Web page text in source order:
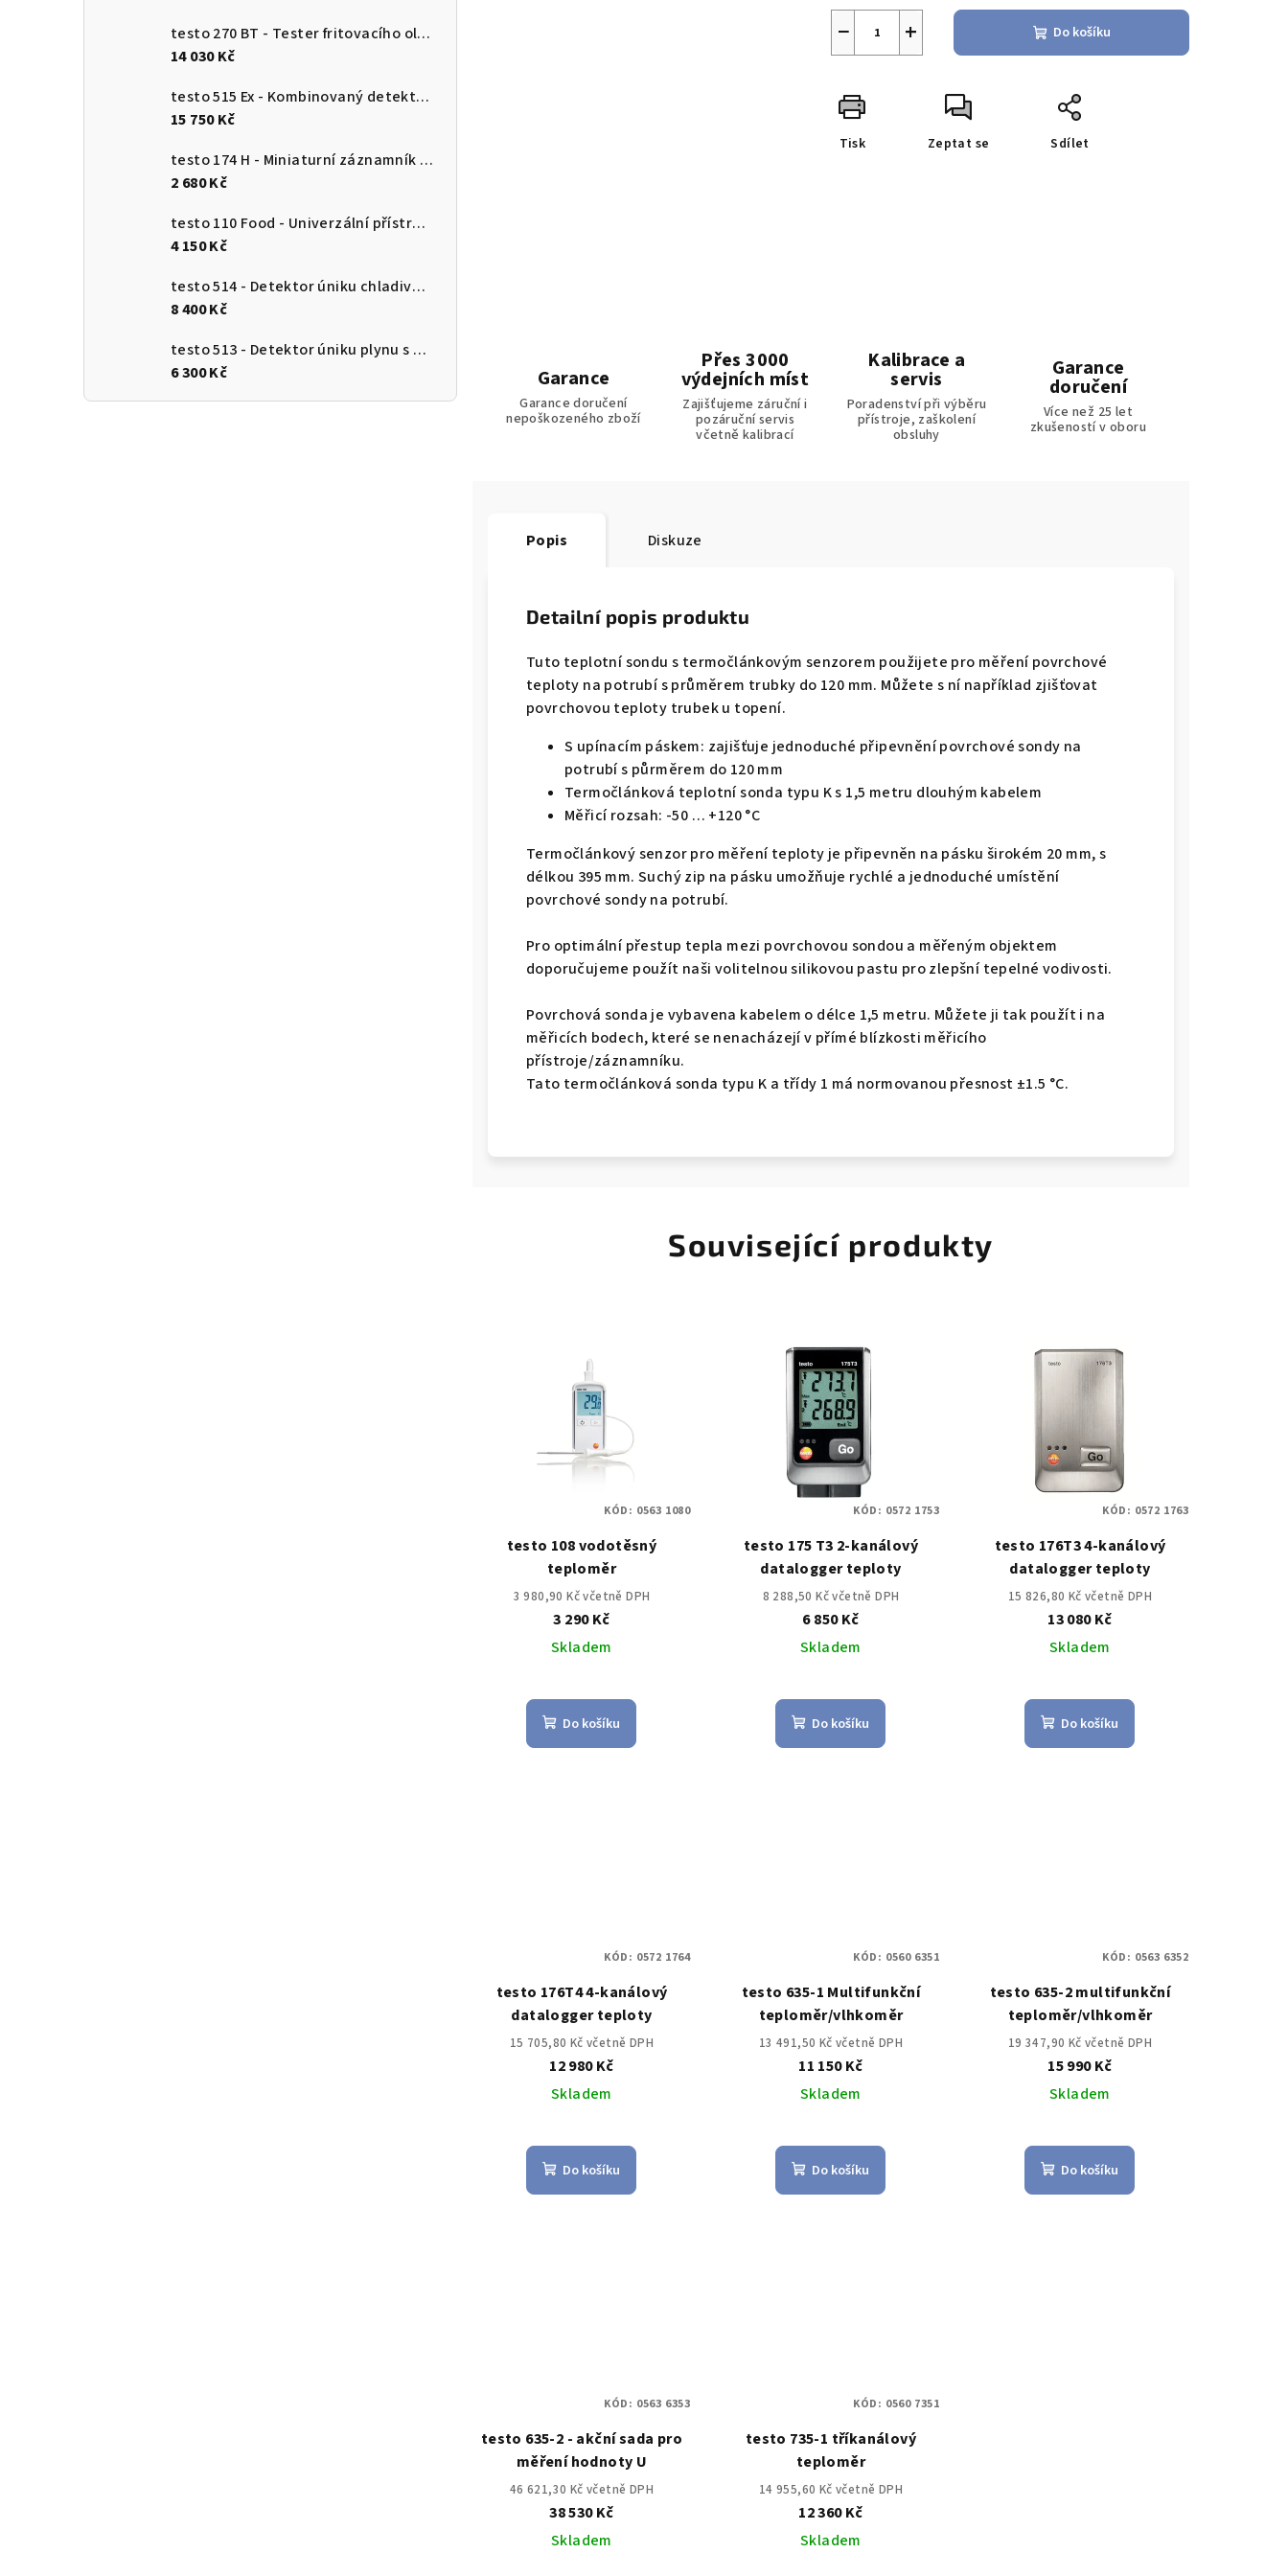
testo 270 BT - Tester fritovacího oleje
14 030 Kč
testo 515 Ex - Kombinovaný detektor úniku
15 750 Kč
testo 174 H - Miniaturní záznamník pro měření teploty a vlhkosti s USB-C a softwarem pro PC
2 680 Kč
testo 110 Food - Univerzální přístroj pro měření teploty s připojením k aplikaci
4 150 Kč
testo 514 - Detektor úniku chladiva s ohebnou sondou
8 400 Kč
testo 513 - Detektor úniku plynu s ohebnou sondou
6 300 Kč
+
− Do košíku
Tisk Zeptat se Sdílet
Garance
Garance doručení
nepoškozeného zboží
Přes 3000
výdejních míst
Zajišťujeme záruční i
pozáruční servis
včetně kalibrací
Kalibrace a
servis
Poradenství při výběru
přístroje, zaškolení
obsluhy
Garance
doručení
Více než 25 let
zkušeností v oboru
Popis Diskuze
Detailní popis produktu
Tuto teplotní sondu s termočlánkovým senzorem použijete pro měření povrchové
teploty na potrubí s průměrem trubky do 120 mm. Můžete s ní například zjišťovat
povrchovou teploty trubek u topení.
S upínacím páskem: zajišťuje jednoduché připevnění povrchové sondy na
potrubí s půrměrem do 120 mm
Termočlánková teplotní sonda typu K s 1,5 metru dlouhým kabelem
Měřicí rozsah: -50 … +120 °C
Termočlánkový senzor pro měření teploty je připevněn na pásku širokém 20 mm, s
délkou 395 mm. Suchý zip na pásku umožňuje rychlé a jednoduché umístění
povrchové sondy na potrubí.
Pro optimální přestup tepla mezi povrchovou sondou a měřeným objektem
doporučujeme použít naši volitelnou silikovou pastu pro zlepšní tepelné vodivosti.
Povrchová sonda je vybavena kabelem o délce 1,5 metru. Můžete ji tak použít i na
měřicích bodech, které se nenacházejí v přímé blízkosti měřicího
přístroje/záznamníku.
Tato termočlánková sonda typu K a třídy 1 má normovanou přesnost ±1.5 °C.
Související produkty
testo 108 vodotěsný
teploměr
3 980,90 Kč včetně DPH
3 290 Kč
Skladem
Do košíku
KÓD: 0563 1080
testo 175 T3 2-kanálový
datalogger teploty
8 288,50 Kč včetně DPH
6 850 Kč
Skladem
Do košíku
KÓD: 0572 1753
testo 176T3 4-kanálový
datalogger teploty
15 826,80 Kč včetně DPH
13 080 Kč
Skladem
Do košíku
KÓD: 0572 1763
testo 176T4 4-kanálový
datalogger teploty
15 705,80 Kč včetně DPH
12 980 Kč
Skladem
Do košíku
KÓD: 0572 1764
testo 635-1 Multifunkční
teploměr/vlhkoměr
13 491,50 Kč včetně DPH
11 150 Kč
Skladem
Do košíku
KÓD: 0560 6351
testo 635-2 multifunkční
teploměr/vlhkoměr
19 347,90 Kč včetně DPH
15 990 Kč
Skladem
Do košíku
KÓD: 0563 6352
testo 635-2 - akční sada pro
měření hodnoty U
46 621,30 Kč včetně DPH
38 530 Kč
Skladem
KÓD: 0563 6353
testo 735-1 tříkanálový
teploměr
14 955,60 Kč včetně DPH
12 360 Kč
Skladem
KÓD: 0560 7351